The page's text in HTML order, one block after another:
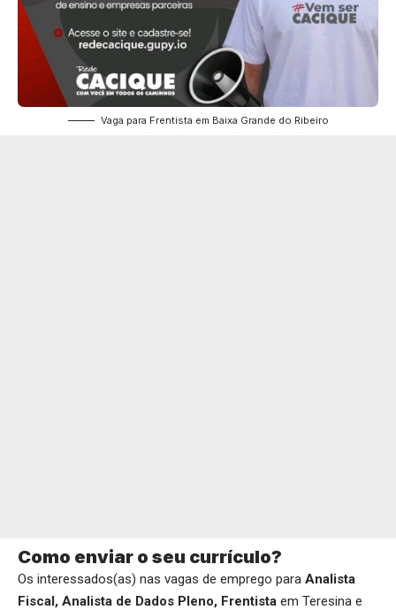
Vaga para Frentista em Baixa Grande do Ribeiro
Como enviar o seu currículo?
Os interessados(as) nas vagas de emprego para Analista
Fiscal, Analista de Dados Pleno, Frentista em Teresina e